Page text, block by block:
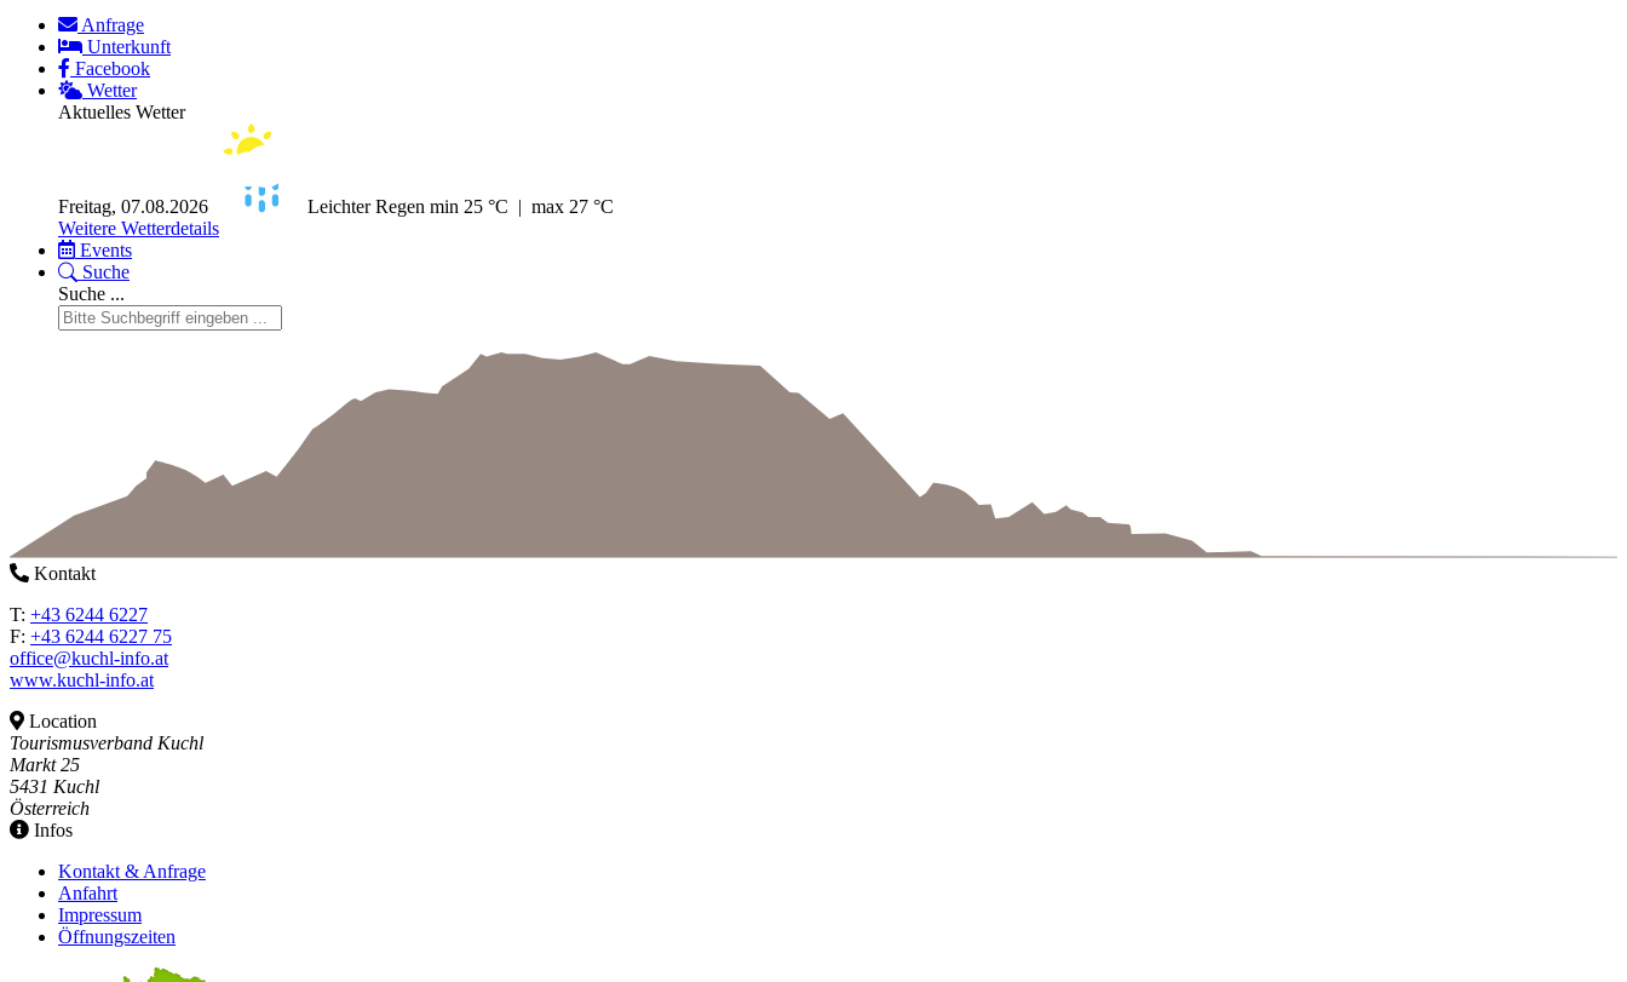
Anfrage
Unterkunft
Facebook
Wetter
Aktuelles Wetter
Freitag, 07.08.2026 Leichter Regen min 25 °C | max 27 °C
Weitere Wetterdetails
Events
Suche
Suche ...
Kontakt
T: +43 6244 6227
F: +43 6244 6227 75
office@kuchl-info.at
www.kuchl-info.at
Location
Tourismusverband Kuchl
Markt 25
5431 Kuchl
Österreich
Infos
Kontakt & Anfrage
Anfahrt
Impressum
Öffnungszeiten